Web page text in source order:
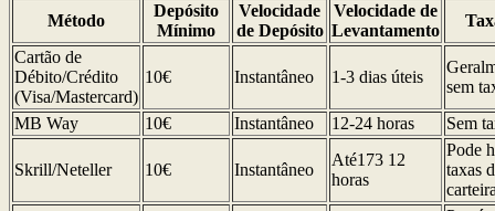
Método
Depósito
Mínimo
Velocidade
de Depósito
Velocidade de
Levantamento
Cartão de
Débito/Crédito
(Visa/Mastercard)
10€ Instantâneo 1-3 dias úteis
sem
MB Way
10€ Instantâneo 12-24 horas Sem
Skrill/Neteller 10€ Instantâneo
Até173 12
horas
Pode
taxas